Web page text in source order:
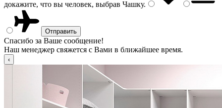
докажите, что вы человек, выбрав Чашку.
Спасибо за Ваше сообщение!
Наш менеджер свяжется с Вами в ближайшее время.